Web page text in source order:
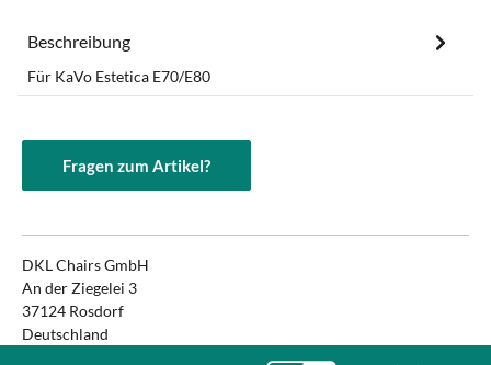
Beschreibung
Für KaVo Estetica E70/E80
Fragen zum Artikel?
DKL Chairs GmbH
An der Ziegelei 3
37124 Rosdorf
Deutschland